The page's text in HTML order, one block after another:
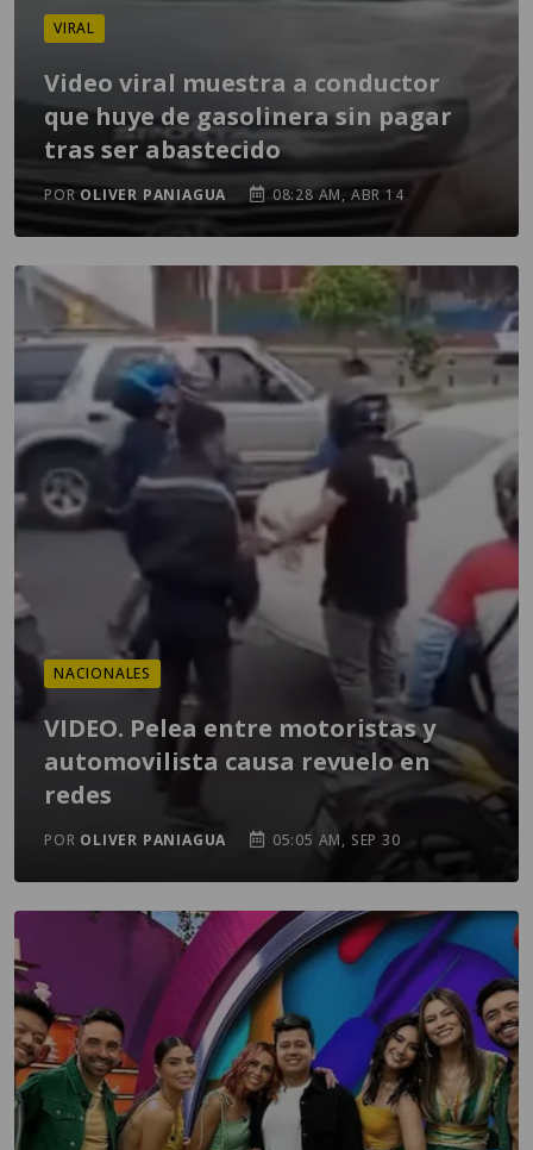
VIRAL
Video viral muestra a conductor
que huye de gasolinera sin pagar
tras ser abastecido
POR OLIVER PANIAGUA 08:28 AM, ABR 14
NACIONALES
VIDEO. Pelea entre motoristas y
automovilista causa revuelo en
redes
POR OLIVER PANIAGUA 05:05 AM, SEP 30